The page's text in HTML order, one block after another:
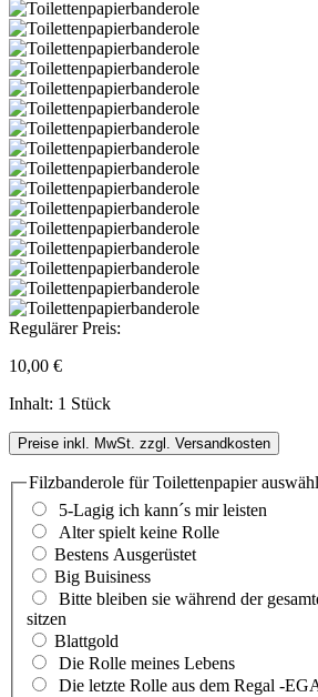
Regulärer Preis:
10,00 €
Inhalt: 1 Stück
Preise inkl. MwSt. zzgl. Versandkosten
Filzbanderole für Toilettenpapier
5-Lagig ich kann´s mir leisten
Alter spielt keine Rolle
Bestens Ausgerüstet
Big Buisiness
Bitte bleiben sie während der
sitzen
Blattgold
Die Rolle meines Lebens
Die letzte Rolle aus dem Regal -